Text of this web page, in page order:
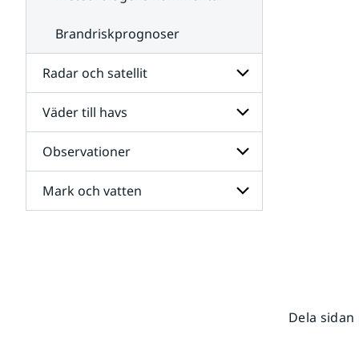
Brandriskprognoser
Radar och satellit
Undersidor
för
Radar
och
satellit
Väder till havs
Undersidor
för
Väder
till
havs
Observationer
Undersidor
för
Mark och vatten
Dela sidan